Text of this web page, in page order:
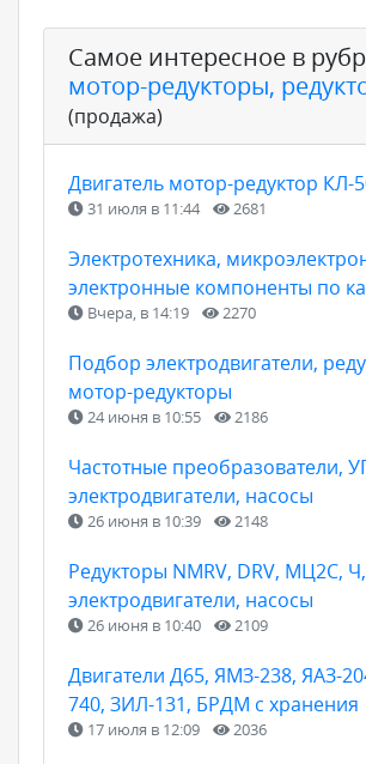
Самое интересное в
мотор-редукторы,
(продажа)
Двигатель мотор-редуктор КЛ-
31 июля в 11:44 2681
Электротехника,
электронные компоненты по
Вчера, в 14:19 2270
Подбор электродвигатели,
мотор-редукторы
24 июня в 10:55 2186
Частотные преобразователи,
электродвигатели, насосы
26 июня в 10:39 2148
Редукторы NMRV, DRV, МЦ2С,
электродвигатели, насосы
26 июня в 10:40 2109
Двигатели Д65, ЯМЗ-238, ЯАЗ-
740, ЗИЛ-131, БРДМ с хранения
17 июля в 12:09 2036